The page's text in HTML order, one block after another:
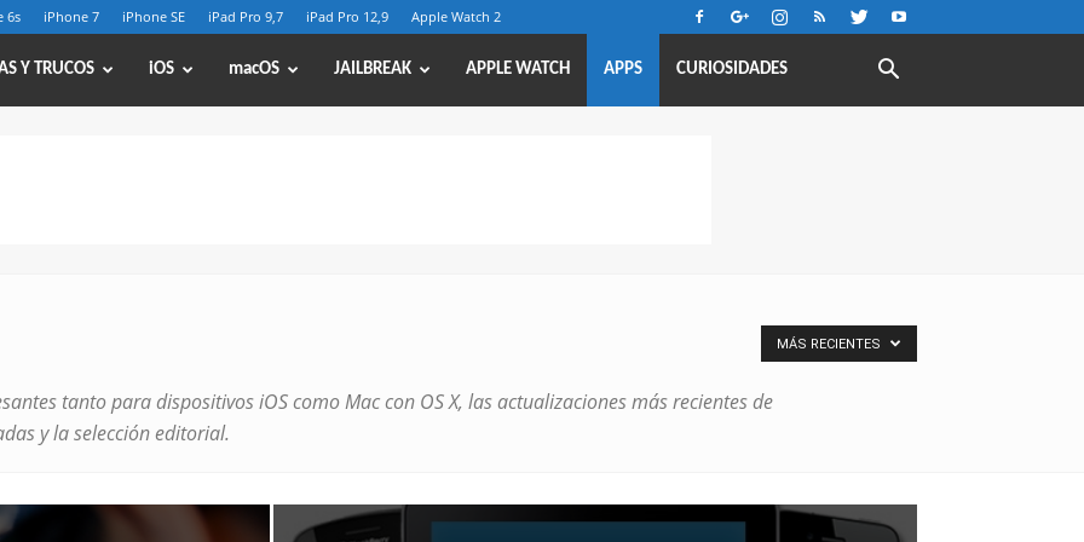
6s iPhone 7 iPhone SE iPad Pro 9,7 iPad Pro 12,9 Apple Watch 2
Y TRUCOS iOS macOS JAILBREAK APPLE WATCH APPS CURIOSIDADES
tanto para dispositivos iOS como Mac con OS X, las actualizaciones más recientes de
y la selección editorial.
MÁS RECIENTES